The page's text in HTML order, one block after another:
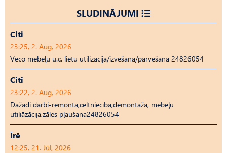
SLUDINĀJUMI
Citi
23:25, 2. Aug, 2026
Veco mēbeļu u.c. lietu utilizācija/izvešana/pārvešana 24826054
Citi
23:22, 2. Aug, 2026
Dažādi darbi-remonta,celtniecība,demontāža, mēbeļu
utiliāzācija,zāles pļaušana24826054
Īrē
12:25, 21. Jūl, 2026